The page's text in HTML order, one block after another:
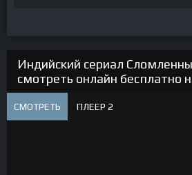
Индийский сериал
смотреть онлайн бесплатно
СМОТРЕТЬ ПЛЕЕР 2